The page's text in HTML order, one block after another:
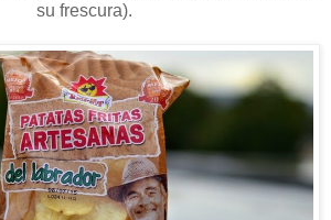
su frescura).